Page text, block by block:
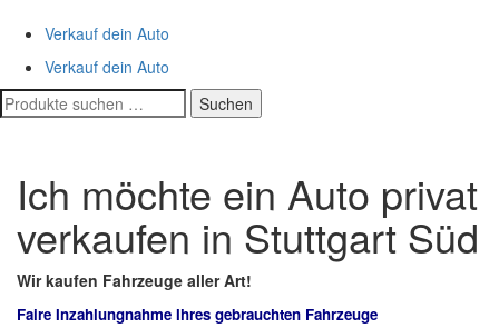
Verkauf dein Auto
Verkauf dein Auto
Suchen
nach:
Suchen
Ich möchte ein Auto privat
verkaufen in Stuttgart Süd
Wir kaufen Fahrzeuge aller Art!
Faire Inzahlungnahme Ihres gebrauchten Fahrzeuge